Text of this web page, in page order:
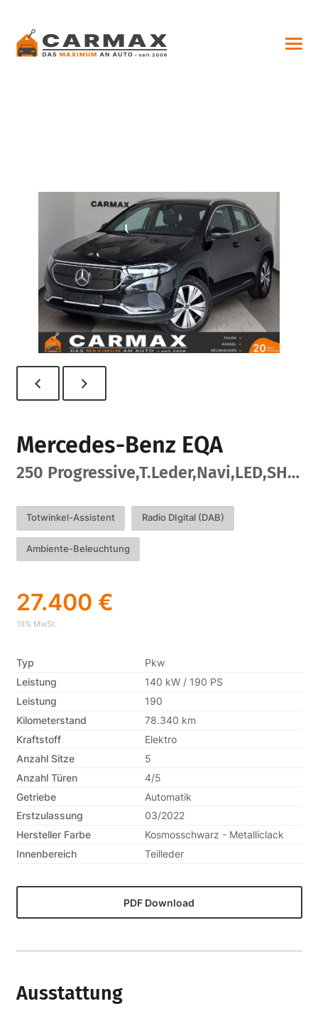
Mercedes-Benz EQA
250 Progressive,T.Leder,Navi,LED,SH,Kamera
Totwinkel-Assistent Radio DIgital (DAB)
Ambiente-Beleuchtung
27.400 €
19% MwSt.
Typ
Pkw
Leistung
140 kW / 190 PS
Leistung
190
Kilometerstand
78.340 km
Kraftstoff
Elektro
Anzahl Sitze
5
Anzahl Türen
4/5
Getriebe
Automatik
Erstzulassung
03/2022
Hersteller Farbe
Kosmosschwarz - Metalliclack
Innenbereich
Teilleder
PDF Download
Ausstattung